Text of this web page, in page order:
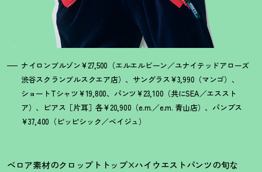
ナイロンブルゾン¥27,500（エルエルビーン／ユナイテッドアローズ
渋谷スクランブルスクエア店）、サングラス¥3,990（マンゴ）、
ショートTシャツ¥19,800、パンツ¥23,100（共にSEA／エススト
ア）、ピアス［片耳］各¥20,900（e.m.／e.m. 青山店）、パンプス
¥37,400（ピッピシック／ベイジュ）
ベロア素材のクロップトトップ×ハイウエストパンツの旬な